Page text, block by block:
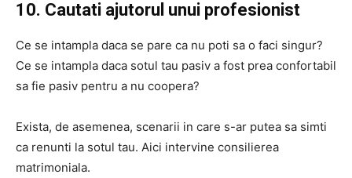
10. Cautati ajutorul unui profesionist
Ce se intampla daca se pare ca nu poti sa o faci singur?
Ce se intampla daca sotul tau pasiv a fost prea confortabil
sa fie pasiv pentru a nu coopera?
Exista, de asemenea, scenarii in care s-ar putea sa simti
ca renunti la sotul tau. Aici intervine consilierea
matrimoniala.